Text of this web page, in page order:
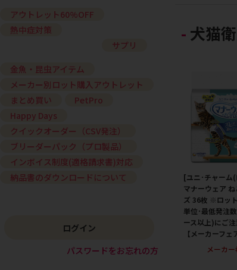
犬猫
[ユニ･チャーム
マナーウェア
ズ 36枚 ※ロッ
単位･最低発注
ース以上)にご
【メーカーフェ
メーカ
アウトレット60%OFF
熱中症対策
サプリ
金魚・昆虫アイテム
メーカー別ロット購入アウトレット
まとめ買い
PetPro
Happy Days
クイックオーダー（CSV発注）
ブリーダーパック（プロ製品）
インボイス制度(適格請求書)対応
納品書のダウンロードについて
ログイン
パスワードをお忘れの方